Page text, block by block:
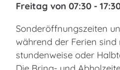
Freitag von 07:30 -
Sonderöffnungszeiten
während der Ferien sind
stundenweise oder